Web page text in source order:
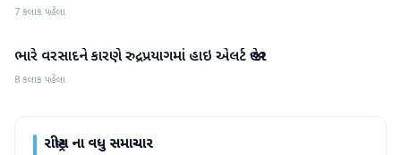
7 કલાક પહેલા
રાષ્ટ્રીય
ભારે વરસાદને કારણે રુદ્રપ્રયાગમાં હાઇ એલર્ટ જાહેર
8 કલાક પહેલા
રાષ્ટ્રીયના વધુ સમાચાર